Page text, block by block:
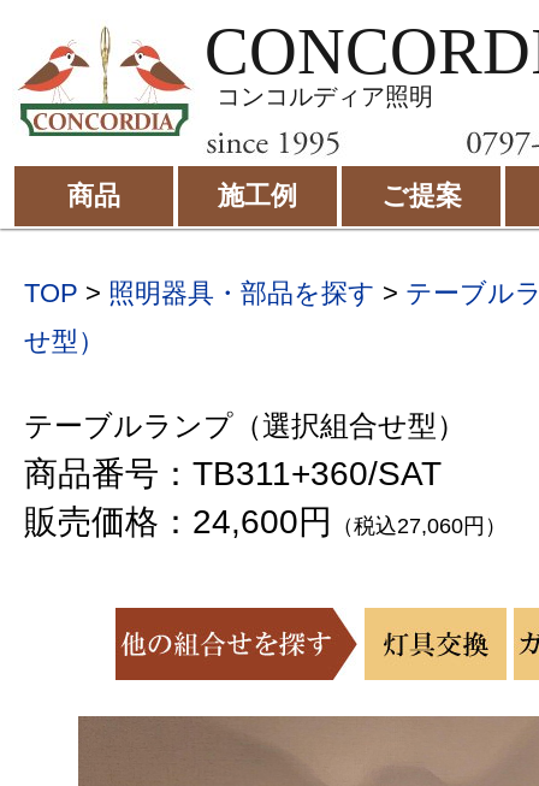
コンコルディア照明
商品 施工例 ご提案
TOP > 照明器具・部品を探す > テーブル
せ型）
テーブルランプ（選択組合せ型）
商品番号：TB311+360/SAT
販売価格：24,600円
（税込27,060円）